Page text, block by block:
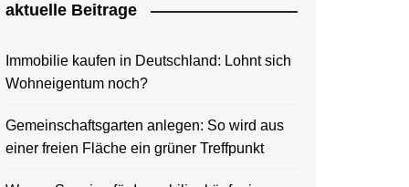
aktuelle Beitrage
Immobilie kaufen in Deutschland: Lohnt sich
Wohneigentum noch?
Gemeinschaftsgarten anlegen: So wird aus
einer freien Fläche ein grüner Treffpunkt